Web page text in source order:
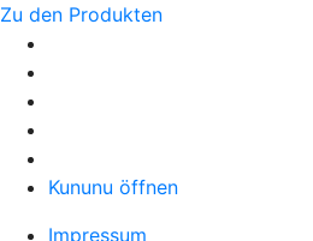
Zu den Produkten
Kununu öffnen
Impressum